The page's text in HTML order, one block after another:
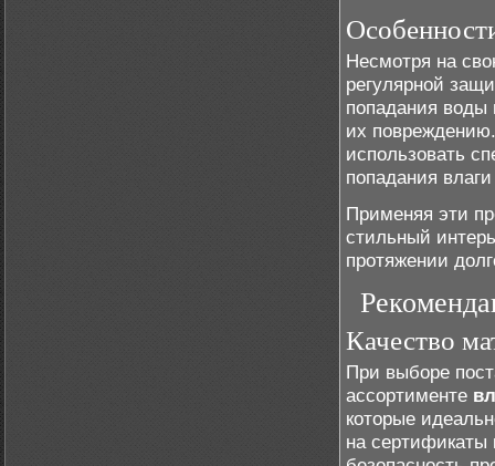
Несмотря на
регулярной
попадания воды
их
использовать
попадания
Применяя эти
стильный
протяжении
Качество
При выборе
ассортименте
которые
на сертификаты